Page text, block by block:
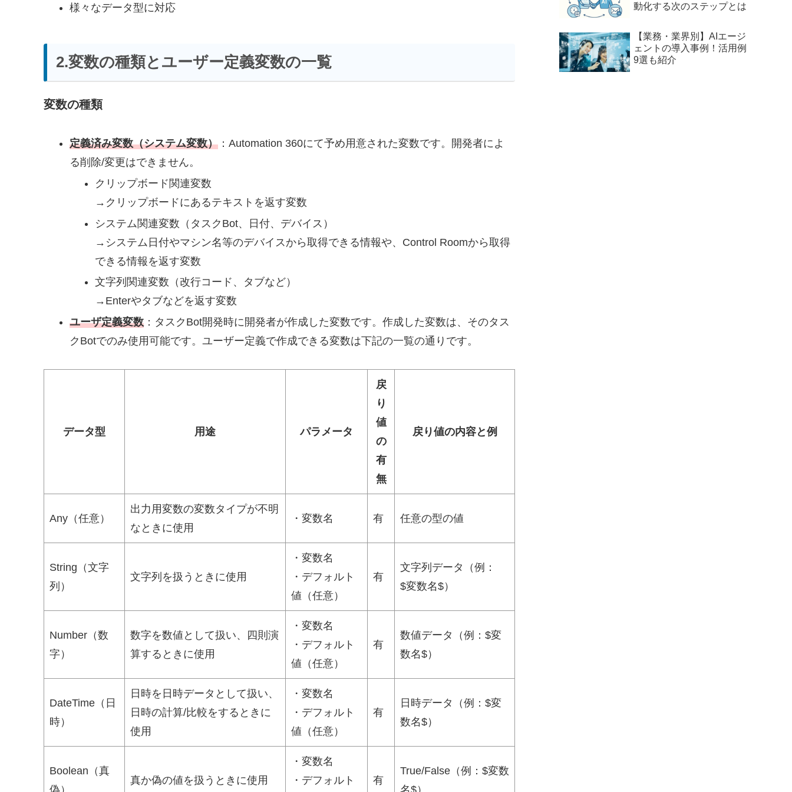
様々なデータ型に対応
2.変数の種類とユーザー定義変数の一覧
変数の種類
定義済み変数（システム変数）：Automation 360にて予め用意された変数です。開発者によ
る削除/変更はできません。
クリップボード関連変数
→クリップボードにあるテキストを返す変数
システム関連変数（タスクBot、日付、デバイス）
→システム日付やマシン名等のデバイスから取得できる情報や、Control Roomから取得
できる情報を返す変数
文字列関連変数（改行コード、タブなど）
→Enterやタブなどを返す変数
ユーザ定義変数：タスクBot開発時に開発者が作成した変数です。作成した変数は、そのタス
クBotでのみ使用可能です。ユーザー定義で作成できる変数は下記の一覧の通りです。
データ型 用途 パラメータ
戻
り
値
の
有
無
戻り値の内容と例
Any（任意）
出力用変数の変数タイプが不明
なときに使用
・変数名 有 任意の型の値
String（文字
列）
文字列を扱うときに使用
・変数名
・デフォルト
値（任意）
有
文字列データ（例：
$変数名$）
Number（数
字）
数字を数値として扱い、四則演
算するときに使用
・変数名
・デフォルト
値（任意）
有
数値データ（例：$変
数名$）
DateTime（日
時）
日時を日時データとして扱い、
日時の計算/比較をするときに
使用
・変数名
・デフォルト
値（任意）
有
日時データ（例：$変
数名$）
Boolean（真
真か偽の値を扱うときに使用
・変数名
・デフォルト
有
True/False（例：$変数
動化する次のステップとは
【業務・業界別】AIエージ
ェントの導入事例！活用例
9選も紹介